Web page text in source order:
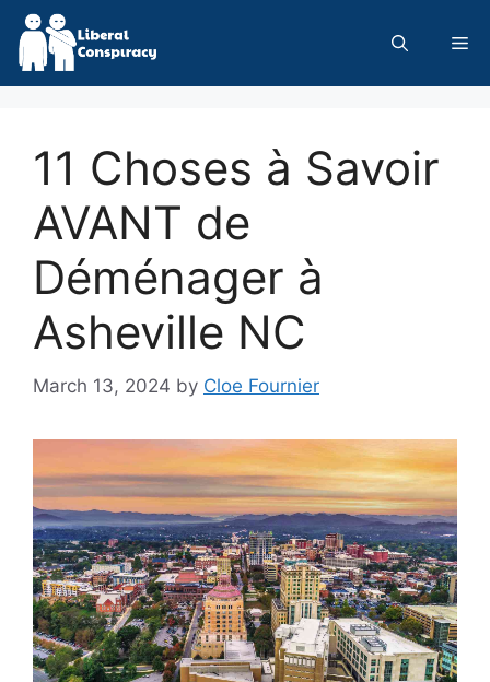
Skip
content
11 Choses à Savoir
AVANT de
Déménager à
Asheville NC
March 13, 2024 by Cloe Fournier